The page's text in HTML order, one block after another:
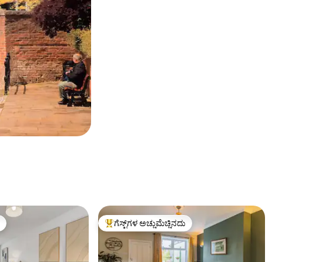
ಗೆಸ್ಟ್‌ಗಳಿಗೆ ಅತಿ ಹೆಚ್ಚು ಅಚ್ಚುಮೆಚ್ಚಿನದು
ಗೆಸ್ಟ್‌ಗಳ ಅಚ್ಚುಮೆಚ್ಚಿನದು